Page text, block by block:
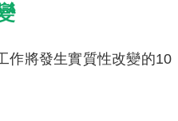
作將發生實質性改變的10